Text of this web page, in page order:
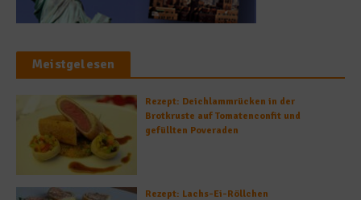
Meistgelesen
Rezept: Deichlammrücken in der
Brotkruste auf Tomatenconfit und
gefüllten Poveraden
Rezept: Lachs-Ei-Röllchen